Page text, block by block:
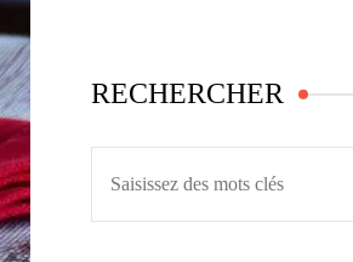
RECHERCHER